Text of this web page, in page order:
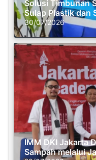
Solusi Timbunan
Sulap Plastik dan
30/07/2026
IMM DKI Jakarta
Sampah melalui